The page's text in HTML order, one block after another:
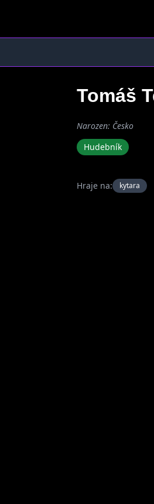
Tomáš
Narozen: Česko
Hudebník
Hraje na: kytara